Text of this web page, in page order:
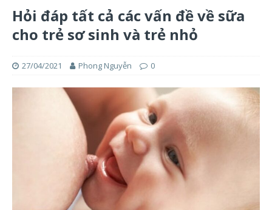
Hỏi đáp tất cả các vấn đề về sữa
cho trẻ sơ sinh và trẻ nhỏ
27/04/2021 Phong Nguyễn 0